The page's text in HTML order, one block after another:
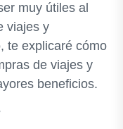
muy útiles al
viajes y
te explicaré cómo
de viajes y
beneficios.